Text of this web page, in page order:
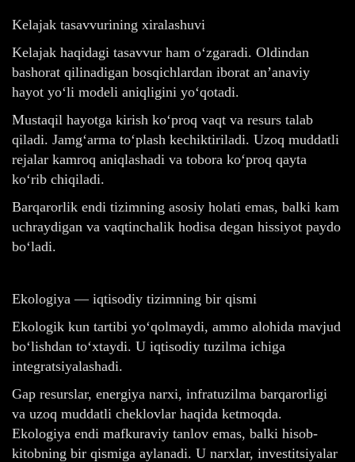
Kelajak tasavvurining xiralashuvi
Kelajak haqidagi tasavvur ham o‘zgaradi. Oldindan
bashorat qilinadigan bosqichlardan iborat an’anaviy
hayot yo‘li modeli aniqligini yo‘qotadi.
Mustaqil hayotga kirish ko‘proq vaqt va resurs talab
qiladi. Jamg‘arma to‘plash kechiktiriladi. Uzoq muddatli
rejalar kamroq aniqlashadi va tobora ko‘proq qayta
ko‘rib chiqiladi.
Barqarorlik endi tizimning asosiy holati emas, balki kam
uchraydigan va vaqtinchalik hodisa degan hissiyot paydo
bo‘ladi.
Ekologiya — iqtisodiy tizimning bir qismi
Ekologik kun tartibi yo‘qolmaydi, ammo alohida mavjud
bo‘lishdan to‘xtaydi. U iqtisodiy tuzilma ichiga
integratsiyalashadi.
Gap resurslar, energiya narxi, infratuzilma barqarorligi
va uzoq muddatli cheklovlar haqida ketmoqda.
Ekologiya endi mafkuraviy tanlov emas, balki hisob-
kitobning bir qismiga aylanadi. U narxlar, investitsiyalar